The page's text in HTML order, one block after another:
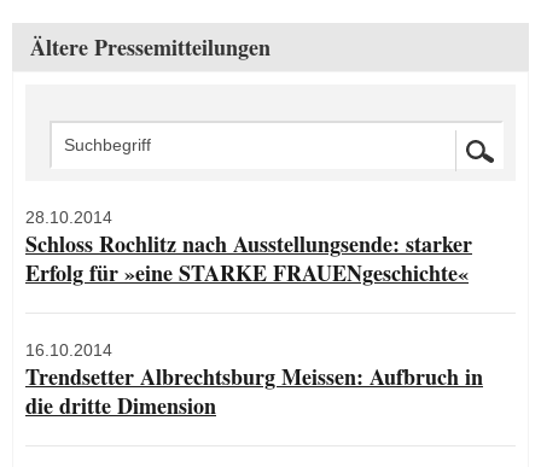
Ältere Pressemitteilungen
28.10.2014
Schloss Rochlitz nach Ausstellungsende: starker
Erfolg für »eine STARKE FRAUENgeschichte«
16.10.2014
Trendsetter Albrechtsburg Meissen: Aufbruch in
die dritte Dimension